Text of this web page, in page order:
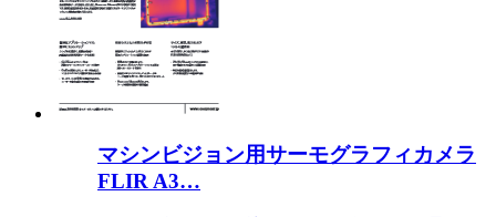
マシンビジョン用サーモグラフィカメラ
FLIR A3…